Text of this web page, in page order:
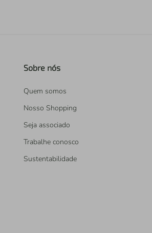
Sobre nós
Quem somos
Nosso Shopping
Seja associado
Trabalhe conosco
Sustentabilidade